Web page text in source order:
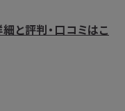
と評判・口コミはこ